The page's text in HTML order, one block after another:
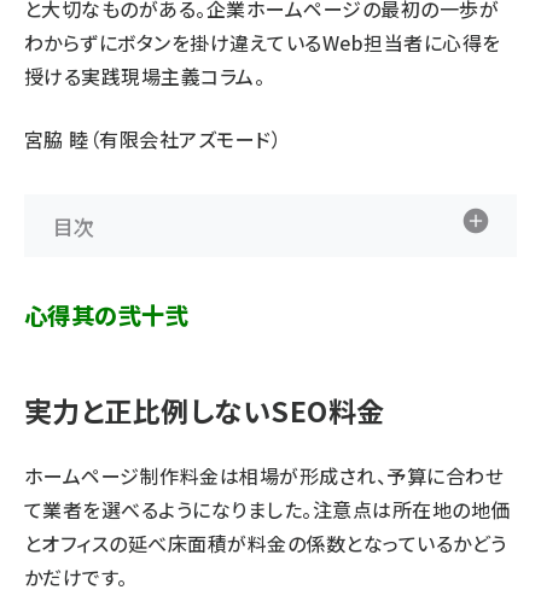
と大切なものがある。企業ホームページの最初の一歩が
わからずにボタンを掛け違えているWeb担当者に心得を
授ける実践現場主義コラム。
宮脇 睦（有限会社アズモード）
目次
心得其の弐十弐
実力と正比例しないSEO料金
ホームページ制作料金は相場が形成され、予算に合わせ
て業者を選べるようになりました。注意点は所在地の地価
とオフィスの延べ床面積が料金の係数となっているかどう
かだけです。